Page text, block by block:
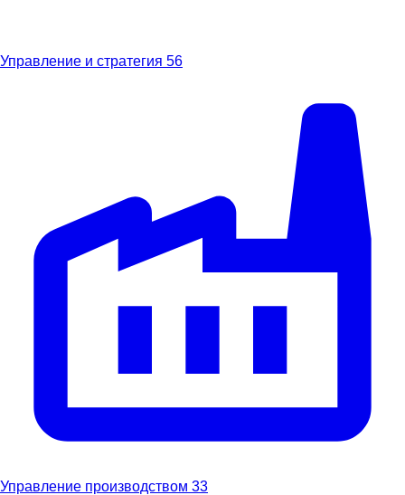
Управление и стратегия 56
Управление производством 33